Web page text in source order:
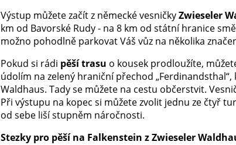
Výstup můžete začít z německé vesničkyZwieseler
km od Bavorské Rudy - na 8 km od státní hranice
možno pohodlně parkovat Váš vůz na několika
Pokud si rádi pěší trasu o kousek prodloužíte,
údolím na zelený hraniční přechod
Waldhaus. Tady se můžete na cestu občerstvit.
Při výstupu na kopec si můžete zvolit jednu ze čtyř
od sebe liší stupněm náročnosti.
Stezky pro pěší na Falkenstein z Zwieseler